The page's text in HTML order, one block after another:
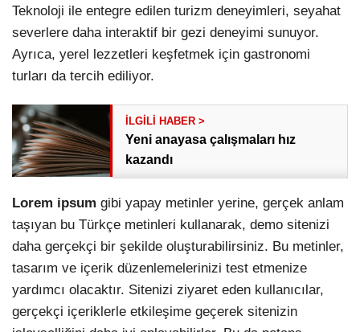
Teknoloji ile entegre edilen turizm deneyimleri, seyahat
severlere daha interaktif bir gezi deneyimi sunuyor.
Ayrıca, yerel lezzetleri keşfetmek için gastronomi
turları da tercih ediliyor.
Yeni anayasa çalışmaları hız
kazandı
Lorem ipsum gibi yapay metinler yerine, gerçek anlam
taşıyan bu Türkçe metinleri kullanarak, demo sitenizi
daha gerçekçi bir şekilde oluşturabilirsiniz. Bu metinler,
tasarım ve içerik düzenlemelerinizi test etmenize
yardımcı olacaktır. Sitenizi ziyaret eden kullanıcılar,
gerçekçi içeriklerle etkileşime geçerek sitenizin